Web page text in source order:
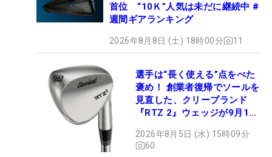
首位 “10Ｋ”人気は未だに継続中 #
週間ギアランキング
2026年8月8日 (土) 18時00分 11
選手は“長く使える”点をべた
褒め！ 創業者復帰でソールを
見直した、クリーブランド
『RTZ 2』ウェッジが9月12
2026年8月5日 (水) 15時09分
60